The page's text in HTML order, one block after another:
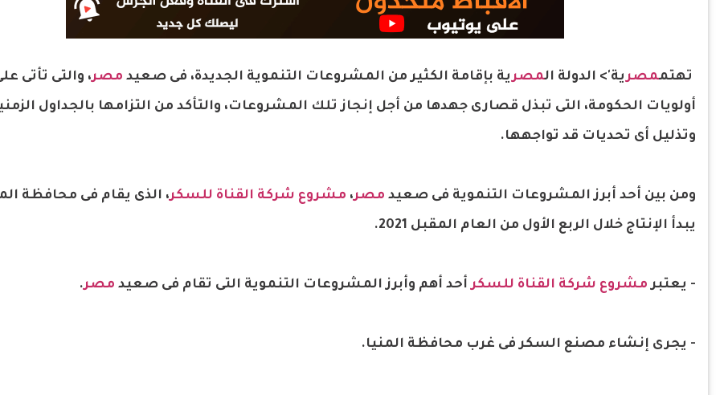
تهتممصرية'> الدولة المصرية بإقامة الكثير من المشروعات التنموية الجديدة، فى صعيد مصر، والتى تأتى
أولويات الحكومة، التى تبذل قصارى جهدها من أجل إنجاز تلك المشروعات، والتأكد من التزامها بالجداول
وتذليل أى تحديات قد تواجهها.
ومن بين أحد أبرز المشروعات التنموية فى صعيد مصر، مشروع شركة القناة للسكر، الذى يقام فى محافظة
يبدأ الإنتاج خلال الربع الأول من العام المقبل 2021.
- يعتبرمشروع شركة القناة للسكرأحد أهم وأبرز المشروعات التنموية التى تقام فى صعيد مصر.
- يجرى إنشاء مصنع السكر فى غرب محافظة المنيا.